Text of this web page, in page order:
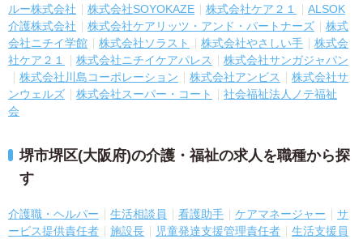
ルー株式会社
株式会社SOYOKAZE 株式会社ケア２１
ALSOK
介護株式会社
株式会社ケアリッツ・アンド・パートナーズ
株式
会社ニチイ学館
株式会社ソラスト 株式会社やさしい手
株式会
社ケア２１
株式会社ニチイケアパレス
株式会社サンガジャパン
株式会社川島コーポレーション
株式会社アンビス
株式会社サ
ンウェルズ
株式会社スーパー・コート
社会福祉法人ノテ福祉
会
堺市堺区(大阪府)の介護・福祉の求人を職種から探
す
介護職・ヘルパー 生活相談員 看護助手 ケアマネージャー
サ
ービス提供責任者
施設長 児童発達支援管理責任者
生活支援員